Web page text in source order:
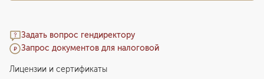
Задать вопрос гендиректору
Запрос документов для налоговой
Лицензии и сертификаты